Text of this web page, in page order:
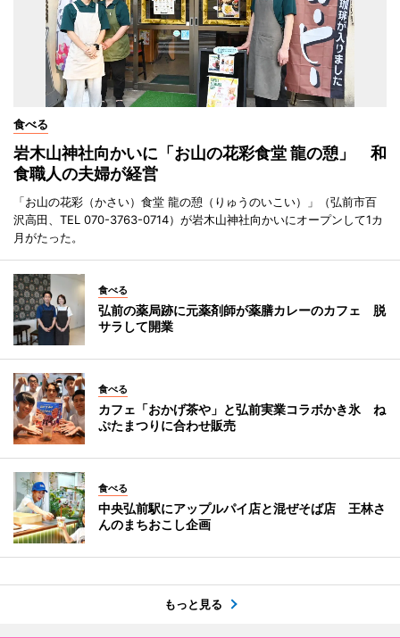
食べる
岩木山神社向かいに「お山の花彩食堂 龍の憩」 和
食職人の夫婦が経営
「お山の花彩（かさい）食堂 龍の憩（りゅうのいこい）」（弘前市百
沢高田、TEL 070-3763-0714）が岩木山神社向かいにオープンして1カ
月がたった。
食べる
弘前の薬局跡に元薬剤師が薬膳カレーのカフェ 脱
サラして開業
食べる
カフェ「おかげ茶や」と弘前実業コラボかき氷 ね
ぷたまつりに合わせ販売
食べる
中央弘前駅にアップルパイ店と混ぜそば店 王林さ
んのまちおこし企画
もっと見る